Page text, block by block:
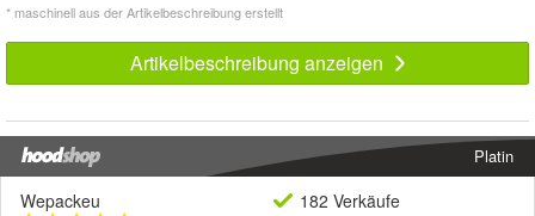
* maschinell aus der Artikelbeschreibung erstellt
Artikelbeschreibung anzeigen
Platin
Wepackeu
182 Verkäufe